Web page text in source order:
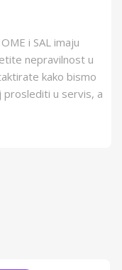
i SAL imaju
nepravilnost u
kako bismo
u servis, a